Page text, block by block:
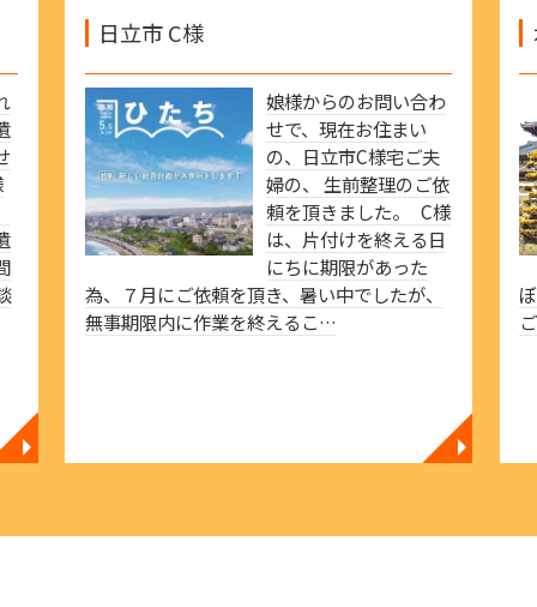
◥
日立市 C様
娘様からのお問い合わ
せで、現在お住まい
の、日立市C様宅ご夫
婦の、 生前整理のご依
頼を頂きました。 C様
は、片付けを終える日
にちに期限があった
為、７月にご依頼を頂き、暑い中でしたが、
無事期限内に作業を終えるこ…
◥